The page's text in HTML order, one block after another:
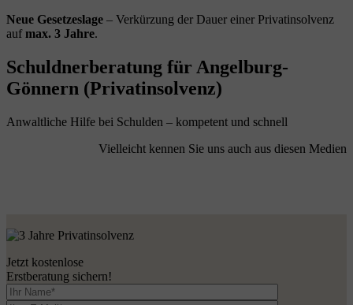
Neue Gesetzeslage – Verkürzung der Dauer einer Privatinsolvenz
aufmax. 3 Jahre.
Schuldnerberatung für Angelburg-
Gönnern (Privatinsolvenz)
Anwaltliche Hilfe bei Schulden – kompetent und schnell
Vielleicht kennen Sie uns auch aus diesen Medien
Jetzt kostenlose
Erstberatung sichern!